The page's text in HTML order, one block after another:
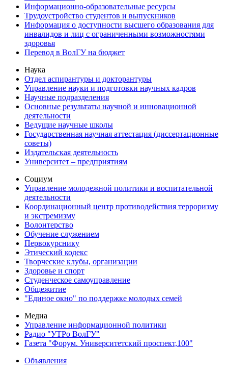
Информационно-образовательные ресурсы
Трудоустройство студентов и выпускников
Информация о доступности высшего образования для
инвалидов и лиц с ограниченными возможностями
здоровья
Перевод в ВолГУ на бюджет
Наука
Отдел аспирантуры и докторантуры
Управление науки и подготовки научных кадров
Научные подразделения
Основные результаты научной и инновационной
деятельности
Ведущие научные школы
Государственная научная аттестация (диссертационные
советы)
Издательская деятельность
Университет – предприятиям
Социум
Управление молодежной политики и воспитательной
деятельности
Координационный центр противодействия терроризму
и экстремизму
Волонтерство
Обучение служением
Первокурснику
Этический кодекс
Творческие клубы, организации
Здоровье и спорт
Студенческое самоуправление
Общежитие
"Единое окно" по поддержке молодых семей
Медиа
Управление информационной политики
Радио "УТРо ВолГУ"
Газета "Форум. Университетский проспект,100"
Объявления